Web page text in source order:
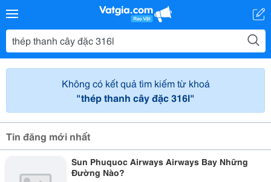
Không có kết quả tìm kiếm từ khoá
"thép thanh cây đặc 316l"
Tin đăng mới nhất
Sun Phuquoc Airways Airways Bay Những
Đường Nào?